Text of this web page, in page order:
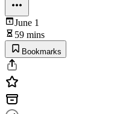
June 1
59 mins
Bookmarks